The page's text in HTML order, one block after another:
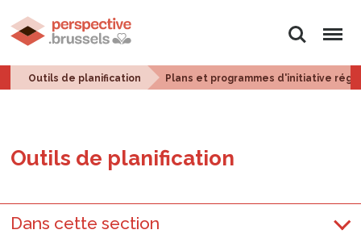
Rechercher
Menu
Outils de planification Plans et programmes d'initiative
Outils de pla­ni­fi­ca­tion
Dans cette section